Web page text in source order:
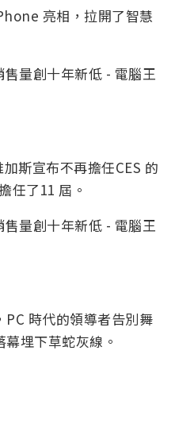
亮相，拉開了智慧
斯宣布不再擔任CES 的
任了11 屆。
PC 時代的領導者告別舞
埋下草蛇灰線。